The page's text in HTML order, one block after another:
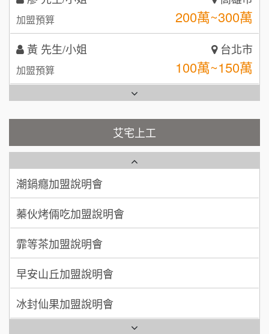
加盟預算 100萬~150萬
林 先生/小姐 屏東縣
加盟預算 100萬 ~ 200萬
吳 先生/小姐 屏東縣
加盟預算 100萬~200萬
周 先生/小姐 台北
加盟預算 100萬 ~150萬
徐 先生/小姐 新北市
加盟預算
何 先生/小姐
加盟預算
呂 先生/小姐
加盟預算 200萬~400萬
艾宅上工
全家加盟說明會
台灣G湯加盟說明會
NU PASTA義大利麵加盟說明會
潮鍋癮加盟說明會
蓁伙烤倆吃加盟說明會
霏等茶加盟說明會
早安山丘加盟說明會
冰封仙果加盟說明會
Ramble Café 漫步藍咖啡加盟說明會
藍象廷泰式火鍋加盟說明會
日十。早午食加盟說明會
上宇林加盟說明會
莫尼早餐Morni加盟說明會
手作功夫茶加盟說明會
SHARE TEA歇腳亭加盟說明會
潮味決-湯滷專門店加盟說明會